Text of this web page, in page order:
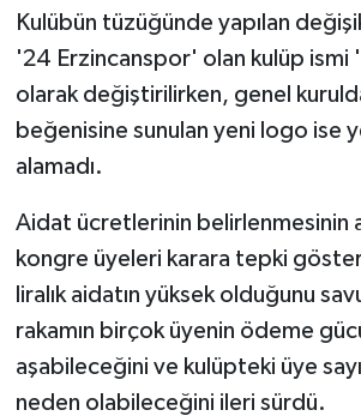
Kulübün tüzüğünde yapılan
'24 Erzincanspor' olan kulüp ismi
olarak değiştirilirken, genel
beğenisine sunulan yeni logo ise
alamadı.
Aidat ücretlerinin belirlenmesinin
kongre üyeleri karara tepki
liralık aidatın yüksek olduğunu
rakamın birçok üyenin ödeme
aşabileceğini ve kulüpteki üye
neden olabileceğini ileri sürdü.
HABERDE İNSAN
İNSAN
İş Dünyası
Kadın
KÜLTÜR SANAT
MAGAZİN